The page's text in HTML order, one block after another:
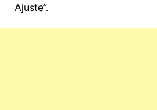
Ajuste”.